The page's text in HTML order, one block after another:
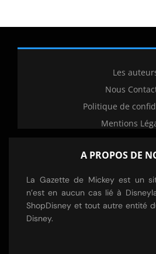
Les
Nous
Politique de
Mentions
A PROPOS DE
La Gazette de Mickey est un
n’est en aucun cas lié à
ShopDisney et tout autre entité
Disney.